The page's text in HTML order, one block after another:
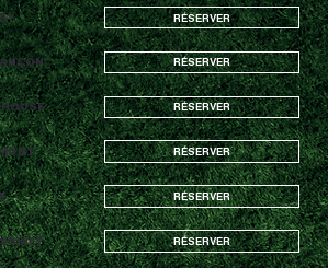
RÉSERVER
RÉSERVER
RÉSERVER
RÉSERVER
RÉSERVER
RÉSERVER